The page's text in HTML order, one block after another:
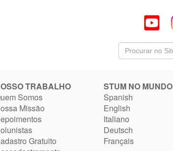
TRABALHO
Somos
Missão
Gratuito
STUM NO MUNDO
Spanish
English
Italiano
Deutsch
Français